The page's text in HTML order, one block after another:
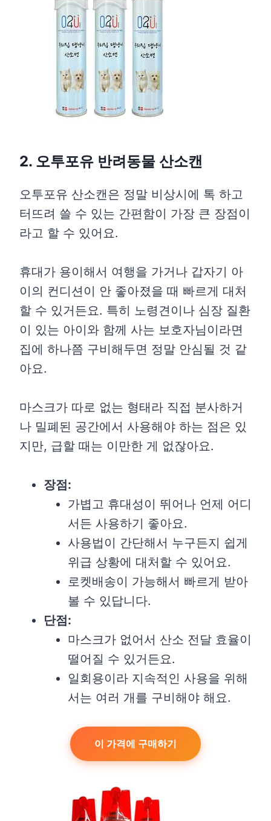
2. 오투포유 반려동물 산소캔
오투포유 산소캔은 정말 비상시에 톡 하고
터뜨려 쓸 수 있는 간편함이 가장 큰 장점이
라고 할 수 있어요.
휴대가 용이해서 여행을 가거나 갑자기 아
이의 컨디션이 안 좋아졌을 때 빠르게 대처
할 수 있거든요. 특히 노령견이나 심장 질환
이 있는 아이와 함께 사는 보호자님이라면
집에 하나쯤 구비해두면 정말 안심될 것 같
아요.
마스크가 따로 없는 형태라 직접 분사하거
나 밀폐된 공간에서 사용해야 하는 점은 있
지만, 급할 때는 이만한 게 없잖아요.
장점:
가볍고 휴대성이 뛰어나 언제 어디
서든 사용하기 좋아요.
사용법이 간단해서 누구든지 쉽게
위급 상황에 대처할 수 있어요.
로켓배송이 가능해서 빠르게 받아
볼 수 있답니다.
단점:
마스크가 없어서 산소 전달 효율이
떨어질 수 있거든요.
일회용이라 지속적인 사용을 위해
서는 여러 개를 구비해야 해요.
이 가격에 구매하기